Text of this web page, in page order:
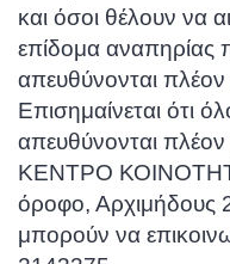
και όσοι θέλουν να
επίδομα αναπηρίας
απευθύνονται
Επισημαίνεται ότι
απευθύνονται πλέον
ΚΕΝΤΡΟ
όροφο, Αρχιμήδους
μπορούν να